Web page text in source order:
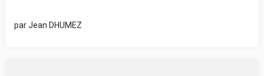
parJean DHUMEZ